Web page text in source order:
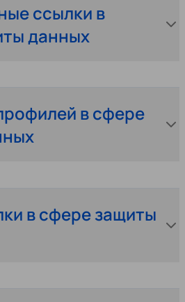
ссылки в
данных
в сфере
в сфере защиты